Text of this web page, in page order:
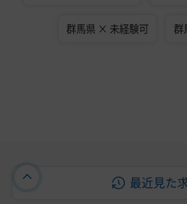
群馬県 × 未経験可
最近見た